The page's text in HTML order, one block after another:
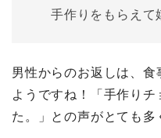
手作りをもらえ
男性からのお返しは、
ようですね！「手作り
た。」との声がとても多